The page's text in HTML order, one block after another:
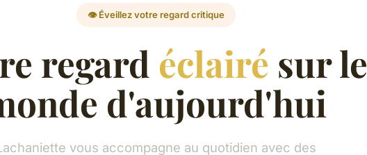
👁️ Éveillez votre regard critique
regard éclairé sur le
d'aujourd'hui
vous accompagne au quotidien avec des